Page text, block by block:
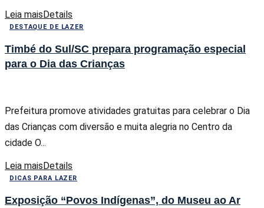
Leia maisDetails
DESTAQUE DE LAZER
Timbé do Sul/SC prepara programação especial
para o Dia das Crianças
Prefeitura promove atividades gratuitas para celebrar o Dia
das Crianças com diversão e muita alegria no Centro da
cidade O...
Leia maisDetails
DICAS PARA LAZER
Exposição “Povos Indígenas”, do Museu ao Ar